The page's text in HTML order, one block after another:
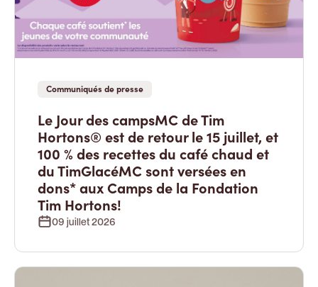
Communiqués de presse
Le Jour des campsMC de Tim
Hortons® est de retour le 15 juillet, et
100 % des recettes du café chaud et
du TimGlacéMC sont versées en
dons* aux Camps de la Fondation
Tim Hortons!
09 juillet 2026